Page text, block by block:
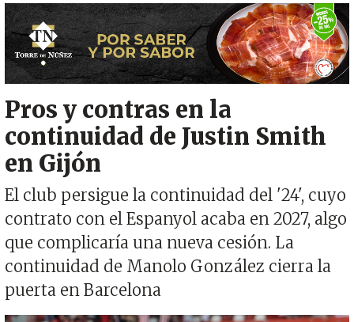
Image
Pros y contras en la
continuidad de Justin Smith
en Gijón
El club persigue la continuidad del '24', cuyo
contrato con el Espanyol acaba en 2027, algo
que complicaría una nueva cesión. La
continuidad de Manolo González cierra la
puerta en Barcelona